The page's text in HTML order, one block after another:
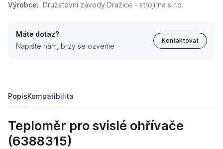
Výrobce: Družstevní závody Dražice - strojírna s.r.o.
Máte dotaz?
Napište nám, brzy se ozveme
Kontaktovat
PopisKompatibilita
Teploměr pro svislé ohřívače
(6388315)